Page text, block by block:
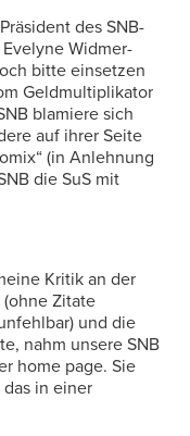
des SNB-
Widmer-
bitte einsetzen
Geldmultiplikator
blamiere sich
auf ihrer Seite
(in Anlehnung
die SuS mit
Kritik an der
Zitate
und die
nahm unsere SNB
home page. Sie
in einer